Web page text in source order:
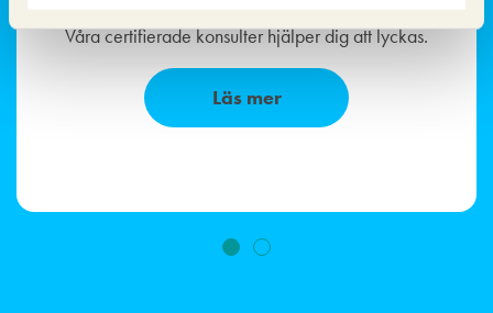
Våra certifierade konsulter hjälper dig att lyckas.
Läs mer